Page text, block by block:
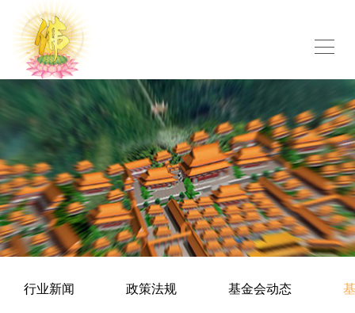
行业新闻 政策法规 基金会动态